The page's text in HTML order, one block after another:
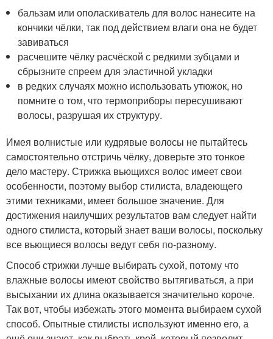
бальзам или ополаскиватель для волос нанесите на
кончики чёлки, так под действием влаги она не будет
завиваться
расчешите чёлку расчёской с редкими зубцами и
сбрызните спреем для эластичной укладки
в редких случаях можно использовать утюжок, но
помните о том, что термоприборы пересушивают
волосы, разрушая их структуру.
Имея волнистые или кудрявые волосы не пытайтесь
самостоятельно отстричь чёлку, доверьте это тонкое
дело мастеру. Стрижка вьющихся волос имеет свои
особенности, поэтому выбор стилиста, владеющего
этими техниками, имеет большое значение. Для
достижения наилучших результатов вам следует найти
одного стилиста, который знает ваши волосы, поскольку
все вьющиеся волосы ведут себя по-разному.
Способ стрижки лучше выбирать сухой, потому что
влажные волосы имеют свойство вытягиваться, а при
высыхании их длина оказывается значительно короче.
Так вот, чтобы избежать этого момента выбираем сухой
способ. Опытные стилисты используют именно его, а